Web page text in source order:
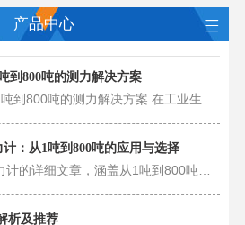
产品中心
到800吨的测力解决方案
：从1吨到800吨的应用与选择
撰写一篇关于高精度拉力计的详细文章，涵盖从1吨到800吨的应用与选择，涉及的内容将包括拉力计的定义、分类、工作原理、应用领域、选购指南等多方面的信息。以下是这篇文章的大纲： ### 高精度拉力计全面解析 #### 一、拉力计的定义与……
析及推荐